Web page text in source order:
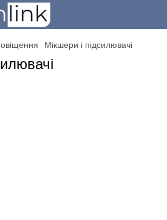
Мікшери і підсилювачі